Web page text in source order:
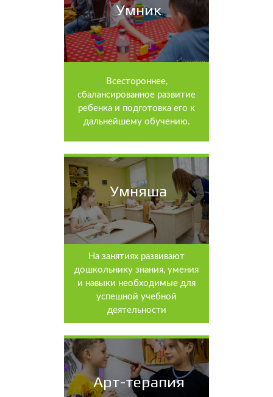
Умник
Всестороннее,
сбалансированное развитие
ребенка и подготовка его к
дальнейшему обучению.
Умняша
На занятиях развивают
дошкольнику знания, умения
и навыки необходимые для
успешной учебной
деятельности
Арт-терапия